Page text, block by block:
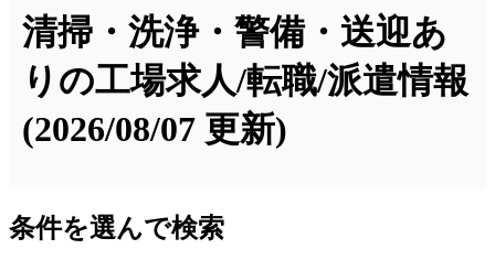
清掃・洗浄・警備・送迎あ
りの工場求人/転職/派遣情報
(2026/08/07 更新)
条件を選んで検索